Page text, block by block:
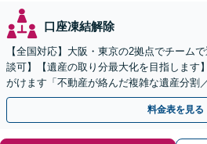
口座凍結解除
【全国対応】大阪・東京の2拠点でチーム
談可】【遺産の取り分最大化を目指します
がけます「不動産が絡んだ複雑な遺産分割
執行／事業承継など、お任せください」【
料金表を見る